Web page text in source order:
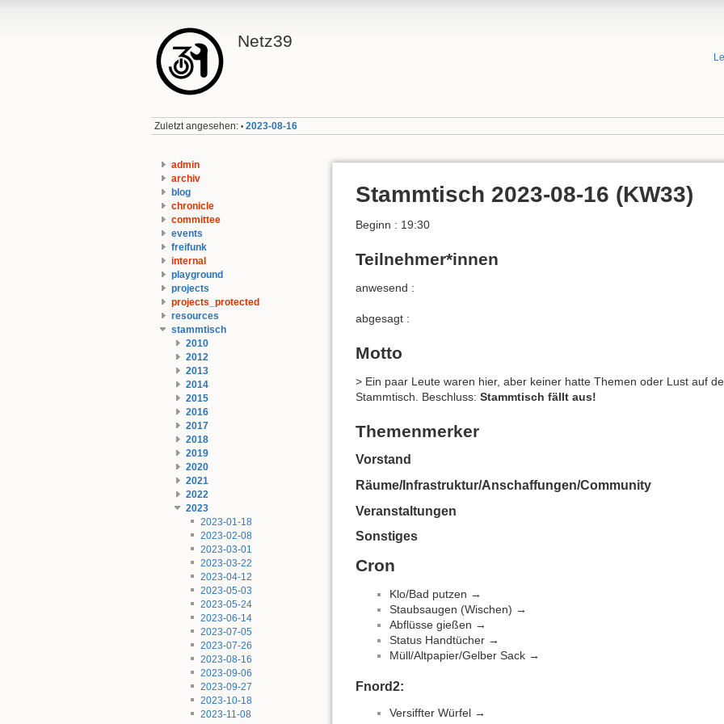
Netz39
Zuletzt angesehen: • 2023-08-16
admin
archiv
blog
chronicle
committee
events
freifunk
internal
playground
projects
projects_protected
resources
stammtisch
2010
2012
2013
2014
2015
2016
2017
2018
2019
2020
2021
2022
2023
2023-01-18
2023-02-08
2023-03-01
2023-03-22
2023-04-12
2023-05-03
2023-05-24
2023-06-14
2023-07-05
2023-07-26
2023-08-16
2023-09-06
2023-09-27
2023-10-18
2023-11-08
Stammtisch 2023-08-16 (KW33)
Beginn : 19:30
Teilnehmer*innen
anwesend :
abgesagt :
Motto
> Ein paar Leute waren hier, aber keiner hatte Themen oder Lust auf
Stammtisch. Beschluss: Stammtisch fällt aus!
Themenmerker
Vorstand
Räume/Infrastruktur/Anschaffungen/Community
Veranstaltungen
Sonstiges
Cron
Klo/Bad putzen →
Staubsaugen (Wischen) →
Abflüsse gießen →
Status Handtücher →
Müll/Altpapier/Gelber Sack →
Fnord2:
Versiffter Würfel →